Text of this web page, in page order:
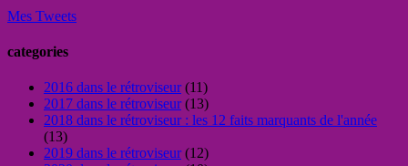
Mes Tweets
categories
2016 dans le rétroviseur(11)
2017 dans le rétroviseur(13)
2018 dans le rétroviseur : les 12 faits marquants de l'année
(13)
2019 dans le rétroviseur(12)